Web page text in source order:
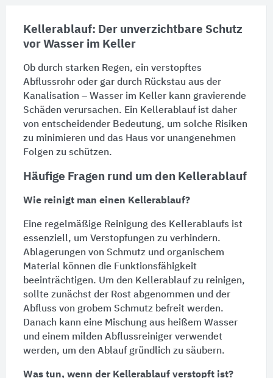
Kellerablauf: Der unverzichtbare Schutz
vor Wasser im Keller
Ob durch starken Regen, ein verstopftes
Abflussrohroder gar durch Rückstau aus der
Kanalisation – Wasser im Keller kann gravierende
Schäden verursachen. Ein Kellerablauf ist daher
von entscheidender Bedeutung, um solche Risiken
zu minimieren und das Hausvor unangenehmen
Folgen zu schützen.
Häufige Fragen rund um den Kellerablauf
Wie reinigt man einen Kellerablauf?
Eine regelmäßige Reinigungdes Kellerablaufs ist
essenziell, um Verstopfungen zu verhindern.
Ablagerungen von Schmutz und organischem
Material können die Funktionsfähigkeit
beeinträchtigen. Um den Kellerablauf zu reinigen,
sollte zunächst der Rost abgenommen und der
Abfluss von grobem Schmutz befreit werden.
Danach kann eine Mischung aus heißem Wasser
und einem milden Abflussreiniger verwendet
werden, um den Ablaufgründlich zu säubern.
Was tun, wenn der Kellerablauf verstopft ist?